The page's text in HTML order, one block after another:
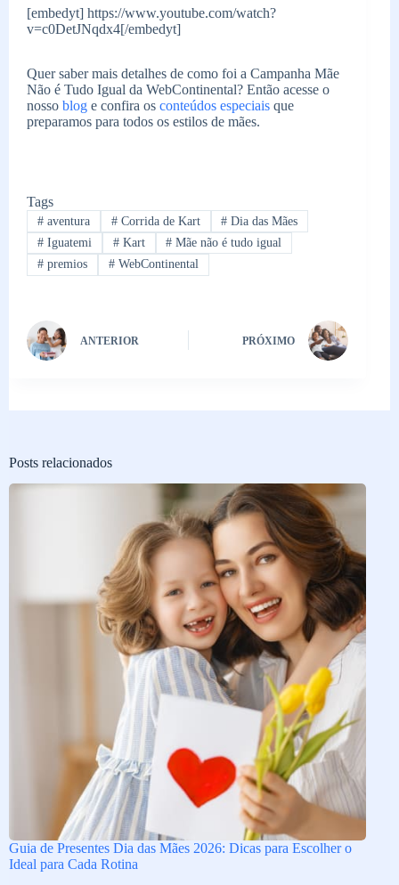
[embedyt] https://www.youtube.com/watch?
v=c0DetJNqdx4[/embedyt]
Quer saber mais detalhes de como foi a Campanha Mãe
Não é Tudo Igual da WebContinental? Então acesse o
nosso blog e confira os conteúdos especiais que
preparamos para todos os estilos de mães.
Tags
#aventura #Corrida de Kart # Dia das Mães
#Iguatemi #Kart # Mãe não é tudo igual
#premios #WebContinental
ANTERIOR PRÓXIMO
Posts relacionados
Guia de Presentes Dia das Mães 2026: Dicas para Escolher o
Ideal para Cada Rotina